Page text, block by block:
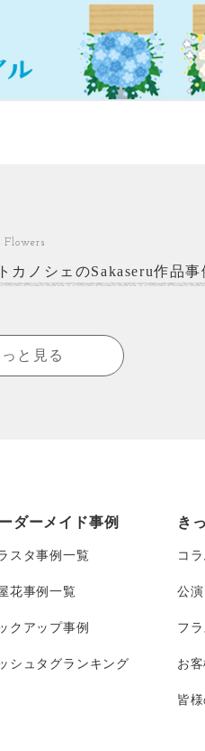
Flowers
カノシェのSakaseru作品事
っと見る
ダーメイド事例
スタ事例一覧
花事例一覧
クアップ事例
シュタグランキング
き
コ
公
フ
お
皆